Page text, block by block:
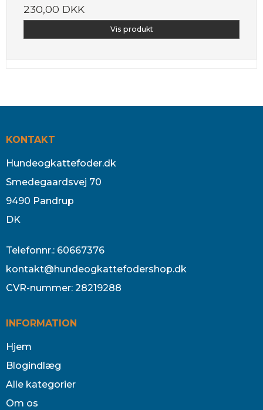
230,00 DKK
Vis produkt
KONTAKT
Hundeogkattefoder.dk
Smedegaardsvej 70
9490 Pandrup
DK
Telefonnr.: 60667376
kontakt@hundeogkattefodershop.dk
CVR-nummer: 28219288
INFORMATION
Hjem
Blogindlæg
Alle kategorier
Om os